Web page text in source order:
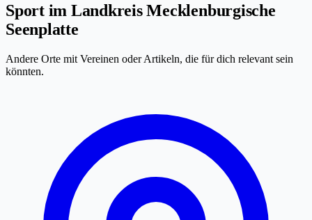
Sport im Landkreis Mecklenburgische
Seenplatte
Andere Orte mit Vereinen oder Artikeln, die für dich relevant sein
könnten.